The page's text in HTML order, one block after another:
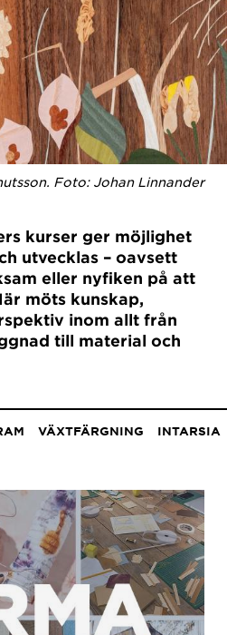
Foto: Johan Linnander
kurser ger möjlighet
utvecklas – oavsett
eller nyfiken på att
möts kunskap,
inom allt från
till material och
VÄXTFÄRGNING INTARSIA